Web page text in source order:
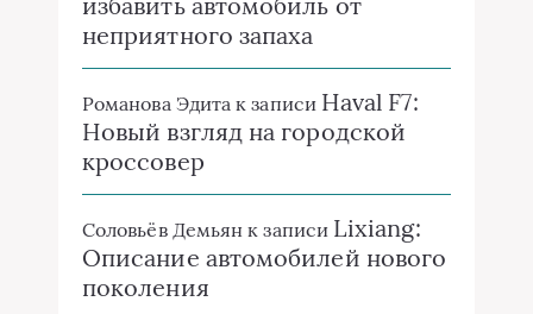
неприятного запаха
Романова Эдита к записи Haval F7:
Новый взгляд на городской
кроссовер
Соловьёв Демьян к записи Lixiang:
Описание автомобилей нового
поколения